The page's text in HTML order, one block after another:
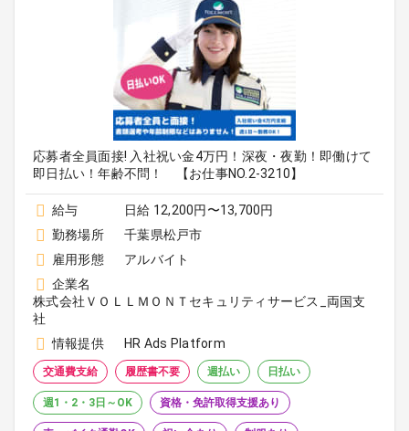
応募者全員面接! 入社祝い金4万円！深夜・夜勤！即働けて
即日払い！年齢不問！ 【お仕事NO.2-3210】
給与
日給 12,200円〜13,700円
勤務場所
千葉県松戸市
雇用形態
アルバイト
企業名
株式会社ＶＯＬＬＭＯＮＴセキュリティサービス_両国支
社
情報提供
HR Ads Platform
交通費支給 履歴書不要 週払い 日払い
週1・2・3日～OK 資格・免許取得支援あり